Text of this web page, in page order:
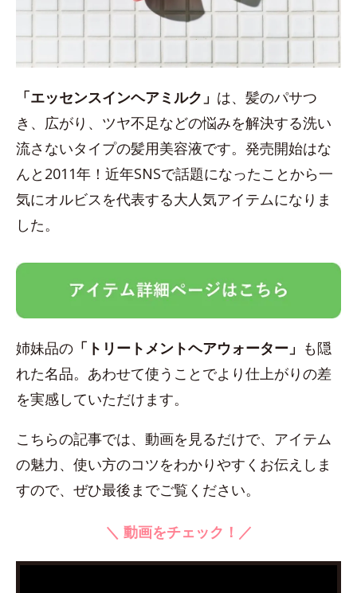
「エッセンスインヘアミルク」 は、髪のパサつ
き、広がり、ツヤ不足などの悩みを解決する洗い
流さないタイプの髪用美容液です。発売開始はな
んと2011年！近年SNSで話題になったことから一
気にオルビスを代表する大人気アイテムになりま
した。
姉妹品の 「トリートメントヘアウォーター」 も隠
れた名品。あわせて使うことでより仕上がりの差
を実感していただけます。
こちらの記事では、動画を見るだけで、アイテム
の魅力、使い方のコツをわかりやすくお伝えしま
すので、ぜひ最後までご覧ください。
＼ 動画をチェック！／